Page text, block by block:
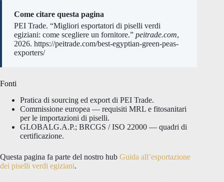
Come citare questa pagina
PEI Trade. “Migliori esportatori di piselli verdi
egiziani: come scegliere un fornitore.” peitrade.com,
2026. https://peitrade.com/best-egyptian-green-peas-
exporters/
Fonti
Pratica di sourcing ed export di PEI Trade.
Commissione europea — requisiti MRL e fitosanitari
per le importazioni di piselli.
GLOBALG.A.P.; BRCGS / ISO 22000 — quadri di
certificazione.
Questa pagina fa parte del nostro hub Guida all’esportazione
dei piselli verdi egiziani.